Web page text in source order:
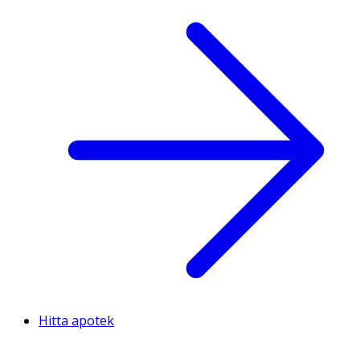
Hitta apotek